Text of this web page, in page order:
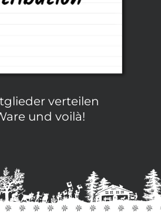
verteilen
und voilà!